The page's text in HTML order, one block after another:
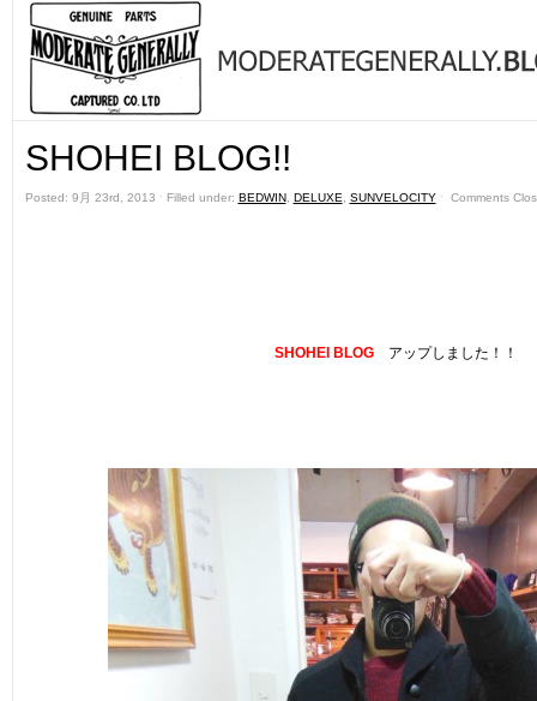
SHOHEI BLOG!!
Posted: 9月 23rd, 2013 ˑ Filled under: BEDWIN, DELUXE SUNVELOCITYˑ Comments
SHOHEI BLOGアップしました！！